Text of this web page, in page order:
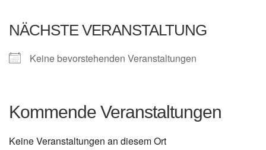
NÄCHSTE VERANSTALTUNG
Keine bevorstehenden Veranstaltungen
Kommende Veranstaltungen
Keine Veranstaltungen an diesem Ort